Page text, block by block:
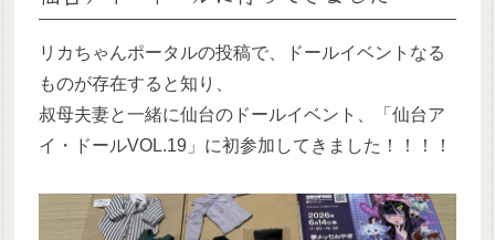
リカちゃんポータルの投稿で、ドールイベントなる
ものが存在すると知り、
叔母夫妻と一緒に仙台のドールイベント、「仙台ア
イ・ドールVOL.19」に初参加してきました！！！！